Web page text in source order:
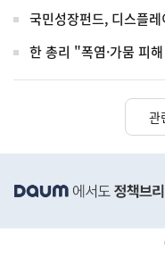
국민성장펀드, 디스플
한 총리 "폭염·가뭄 피
관
단
배